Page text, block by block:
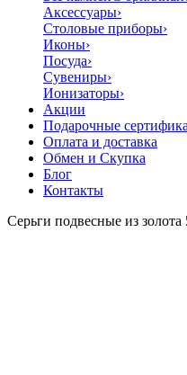
Аксессуары›
Столовые приборы›
Иконы›
Посуда›
Сувениры›
Ионизаторы›
Акции
Подарочные
Оплата и доставка
Обмен и Скупка
Блог
Контакты
Серьги подвесные из